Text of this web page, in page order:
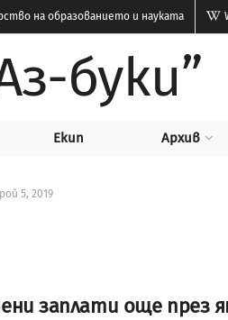
на образованието и науката
буки”
Екип Архив
5, 2019
заплати още през